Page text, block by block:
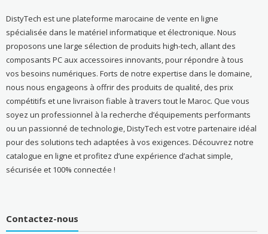
DistyTech est une plateforme marocaine de vente en ligne
spécialisée dans le matériel informatique et électronique. Nous
proposons une large sélection de produits high-tech, allant des
composants PC aux accessoires innovants, pour répondre à tous
vos besoins numériques. Forts de notre expertise dans le domaine,
nous nous engageons à offrir des produits de qualité, des prix
compétitifs et une livraison fiable à travers tout le Maroc. Que vous
soyez un professionnel à la recherche d’équipements performants
ou un passionné de technologie, DistyTech est votre partenaire idéal
pour des solutions tech adaptées à vos exigences. Découvrez notre
catalogue en ligne et profitez d’une expérience d’achat simple,
sécurisée et 100% connectée !
Contactez-nous